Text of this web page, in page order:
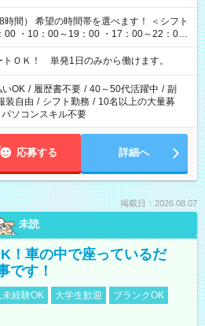
す！ ＜シフト
00 ・10：00～19：00 ・17：00～22：00
22：00～翌6：00 など
トＯＫ！ 単発1日のみから働けます。
いOK / 履歴書不要 / 40～50代活躍中 / 副
装自由 / シフト勤務 / 10名以上の大量募
パソコンスキル不要
応募する 詳細へ
掲載日：2026.08.07
未読
！車の中で座っているだ
です！
未経験OK 大学生歓迎
ブランクOK